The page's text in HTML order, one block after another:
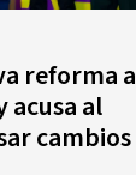
reforma a
acusa al
cambios